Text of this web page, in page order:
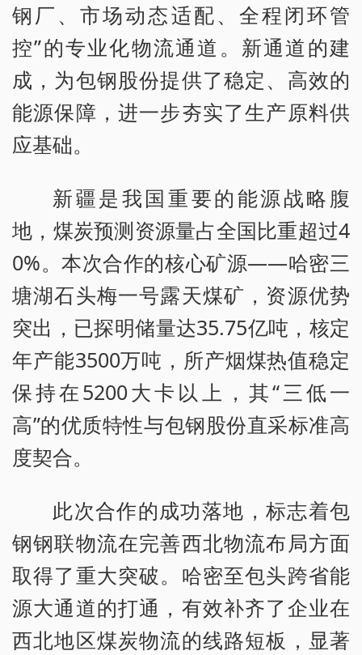
钢厂、市场动态适配、全程闭环管
控”的专业化物流通道。新通道的建
成，为包钢股份提供了稳定、高效的
能源保障，进一步夯实了生产原料供
应基础。
新疆是我国重要的能源战略腹
地，煤炭预测资源量占全国比重超过4
0%。本次合作的核心矿源——哈密三
塘湖石头梅一号露天煤矿，资源优势
突出，已探明储量达35.75亿吨，核定
年产能3500万吨，所产烟煤热值稳定
保持在5200大卡以上，其“三低一
高”的优质特性与包钢股份直采标准高
度契合。
此次合作的成功落地，标志着包
钢钢联物流在完善西北物流布局方面
取得了重大突破。哈密至包头跨省能
源大通道的打通，有效补齐了企业在
西北地区煤炭物流的线路短板，显著